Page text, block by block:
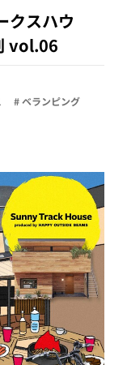
クスハウ
vol.06
# ベランピング